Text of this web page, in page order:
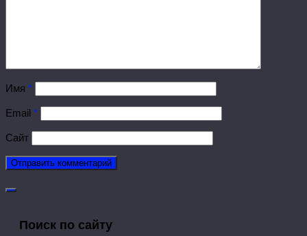
Имя *
Email *
Сайт
Поиск по сайту